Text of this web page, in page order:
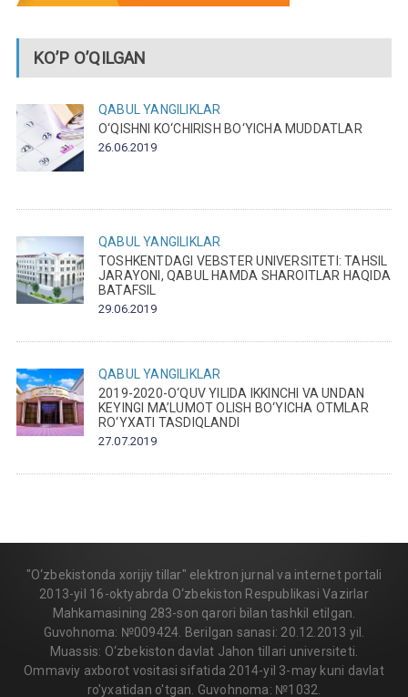
KO’P O’QILGAN
QABUL
YANGILIKLAR
O‘QISHNI KO‘CHIRISH BO‘YICHA MUDDATLAR
26.06.2019
QABUL
YANGILIKLAR
TOSHKENTDAGI VEBSTER UNIVERSITETI: TAHSIL
JARAYONI, QABUL HAMDA SHAROITLAR HAQIDA
BATAFSIL
29.06.2019
QABUL
YANGILIKLAR
2019-2020-O‘QUV YILIDA IKKINCHI VA UNDAN
KEYINGI MA’LUMOT OLISH BO‘YICHA OTMLAR
RO‘YXATI TASDIQLANDI
27.07.2019
"O‘zbekistonda xorijiy tillar" elektron jurnal va internet portali
2013-yil 16-oktyabrda O‘zbekiston Respublikasi Vazirlar
Mahkamasining 283-son qarori bilan tashkil etilgan.
Guvohnoma: №009424. Berilgan sanasi: 20.12.2013 yil.
Muassis: O‘zbekiston davlat Jahon tillari universiteti.
Ommaviy axborot vositasi sifatida 2014-yil 3-may kuni davlat
ro'yxatidan o'tgan. Guvohnoma: №1032.